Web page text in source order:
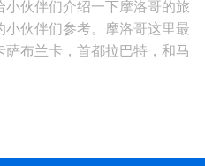
伙伴们介绍一下摩洛哥的旅
伙伴们参考。摩洛哥这里最
布兰卡，首都拉巴特，和马